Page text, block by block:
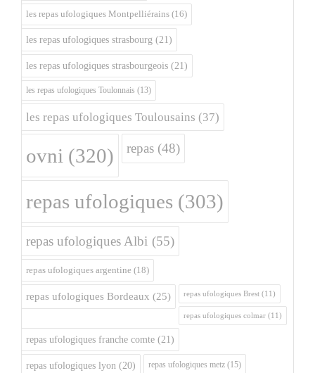
les repas ufologiques Montpelliérains (16)
les repas ufologiques strasbourg (21)
les repas ufologiques strasbourgeois (21)
les repas ufologiques Toulonnais (13)
les repas ufologiques Toulousains (37)
ovni (320) repas (48)
repas ufologiques (303)
repas ufologiques Albi (55)
repas ufologiques argentine (18)
repas ufologiques Bordeaux (25) repas ufologiques Brest (11)
repas ufologiques colmar (11)
repas ufologiques franche comte (21)
repas ufologiques lyon (20) repas ufologiques metz (15)